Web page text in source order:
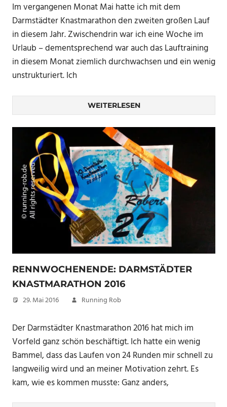
Im vergangenen Monat Mai hatte ich mit dem
Darmstädter Knastmarathon den zweiten großen Lauf
in diesem Jahr. Zwischendrin war ich eine Woche im
Urlaub – dementsprechend war auch das Lauftraining
in diesem Monat ziemlich durchwachsen und ein wenig
unstrukturiert. Ich
WEITERLESEN
RENNWOCHENENDE: DARMSTÄDTER
KNASTMARATHON 2016
29. Mai 2016 Running Rob
Der Darmstädter Knastmarathon 2016 hat mich im
Vorfeld ganz schön beschäftigt. Ich hatte ein wenig
Bammel, dass das Laufen von 24 Runden mir schnell zu
langweilig wird und an meiner Motivation zehrt. Es
kam, wie es kommen musste: Ganz anders,